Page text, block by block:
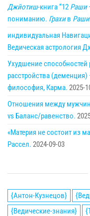
Джйотиш-книга “12 Раши
пониманию. Грахив Раши
индивидуальная
Ведическая астрология
Ухудшение
расстройства
философия, Карма. 2025-
Отношения между
vs Баланс/равенство.
«Материя не состоит из
Рассел. 2024-09-03
{Антон-Кузнецов}
{Ведические-знания}